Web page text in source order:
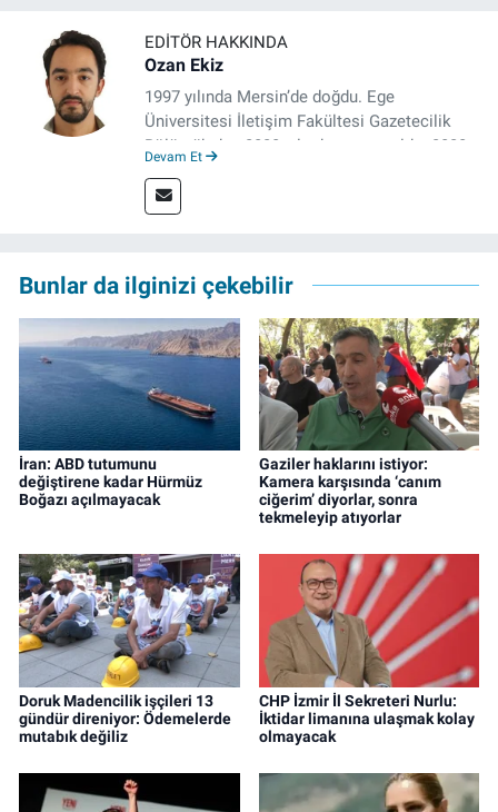
EDITÖR HAKKINDA
Ozan Ekiz
1997 yılında Mersin’de doğdu. Ege
Üniversitesi İletişim Fakültesi Gazetecilik
Bölümü’nden 2020 yılında mezun oldu. 2020
editörü, muhabir, rejisör olarak çalıştı.
Meslek hayatına İzmir’de başlayan gazeteci,
Devam Et
Bunlar da ilginizi çekebilir
İran: ABD tutumunu
değiştirene kadar Hürmüz
Boğazı açılmayacak
Gaziler haklarını istiyor:
Kamera karşısında ‘canım
ciğerim’ diyorlar, sonra
tekmeleyip atıyorlar
Doruk Madencilik işçileri 13
gündür direniyor: Ödemelerde
mutabık değiliz
CHP İzmir İl Sekreteri Nurlu:
İktidar limanına ulaşmak kolay
olmayacak